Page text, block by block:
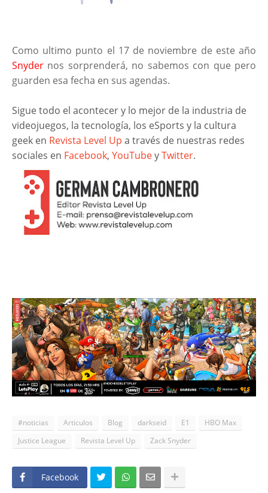
Como ultimo punto el 17 de noviembre de este año
Snyder nos sorprenderá, no sabemos con que pero
guarden esa fecha en sus agendas.
Sigue todo el acontecer y lo mejor de la industria de
videojuegos, la tecnología, los eSports y la cultura
geek en Revista Level Up a través de nuestras redes
sociales en Facebook, YouTubeyTwitter.
#noticias Articulos Blog darkseid E1
HBO Max
Justice League
Revista Level Up Zack Snyder
Facebook